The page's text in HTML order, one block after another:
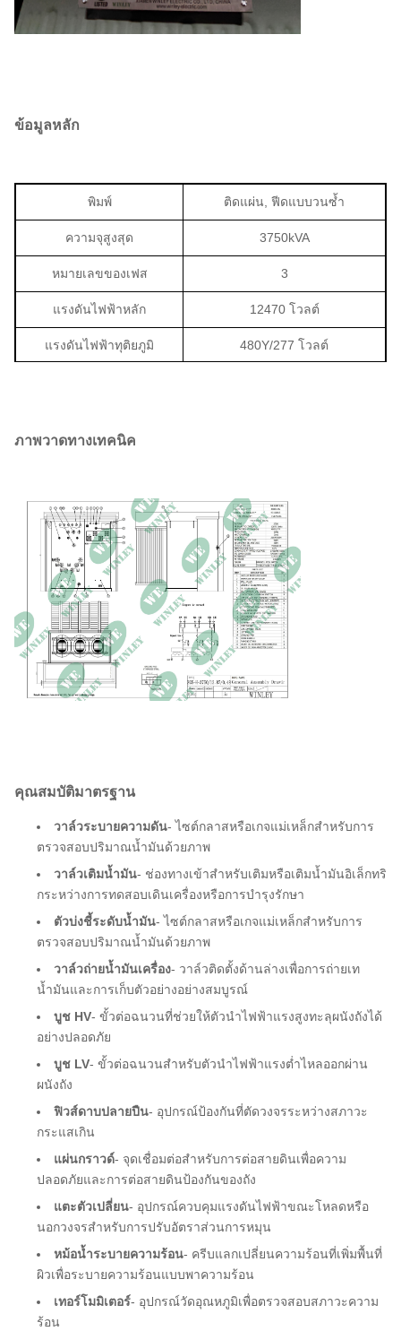
ข้อมูลหลัก
พิมพ์ ติดแผ่น, ฟีดแบบวนซ้ำ
ความจุสูงสุด 3750kVA
หมายเลขของเฟส 3
แรงดันไฟฟ้าหลัก 12470 โวลต์
แรงดันไฟฟ้าทุติยภูมิ 480Y/277 โวลต์
อุณหภูมิที่เพิ่มขึ้น 65 ก
การสูญเสียขณะโหลด 3700 วัตต์
การสูญเสียโหลด (85 ℃) 27300 วัตต์
ความต้านทาน 5.75~6.75 %
วัสดุที่คดเคี้ยว
เงื่อนไขการให้บริการ
ภาพวาดทางเทคนิค
คุณสมบัติมาตรฐาน
วาล์วระบายความดัน- ไซต์กลาสหรือเกจแม่เหล็กสำหรับการ
ตรวจสอบปริมาณน้ำมันด้วยภาพ
วาล์วเติมน้ำมัน- ช่องทางเข้าสำหรับเติมหรือเติมน้ำมันอิเล็กทริ
กระหว่างการทดสอบเดินเครื่องหรือการบำรุงรักษา
ตัวบ่งชี้ระดับน้ำมัน- ไซต์กลาสหรือเกจแม่เหล็กสำหรับการ
ตรวจสอบปริมาณน้ำมันด้วยภาพ
วาล์วถ่ายน้ำมันเครื่อง- วาล์วติดตั้งด้านล่างเพื่อการถ่ายเท
น้ำมันและการเก็บตัวอย่างอย่างสมบูรณ์
บูช HV- ขั้วต่อฉนวนที่ช่วยให้ตัวนำไฟฟ้าแรงสูงทะลุผนังถังได้
อย่างปลอดภัย
บูช LV- ขั้วต่อฉนวนสำหรับตัวนำไฟฟ้าแรงต่ำไหลออกผ่าน
ผนังถัง
ฟิวส์ดาบปลายปืน- อุปกรณ์ป้องกันที่ตัดวงจรระหว่างสภาวะ
กระแสเกิน
แผ่นกราวด์- จุดเชื่อมต่อสำหรับการต่อสายดินเพื่อความ
ปลอดภัยและการต่อสายดินป้องกันของถัง
แตะตัวเปลี่ยน- อุปกรณ์ควบคุมแรงดันไฟฟ้าขณะโหลดหรือ
นอกวงจรสำหรับการปรับอัตราส่วนการหมุน
หม้อน้ำระบายความร้อน- ครีบแลกเปลี่ยนความร้อนที่เพิ่มพื้นที่
ผิวเพื่อระบายความร้อนแบบพาความร้อน
เทอร์โมมิเตอร์- อุปกรณ์วัดอุณหภูมิเพื่อตรวจสอบสภาวะความ
ร้อน